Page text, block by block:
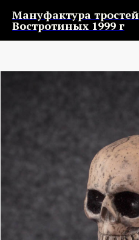
Мануфактура тростей
Востротиных 1999 г